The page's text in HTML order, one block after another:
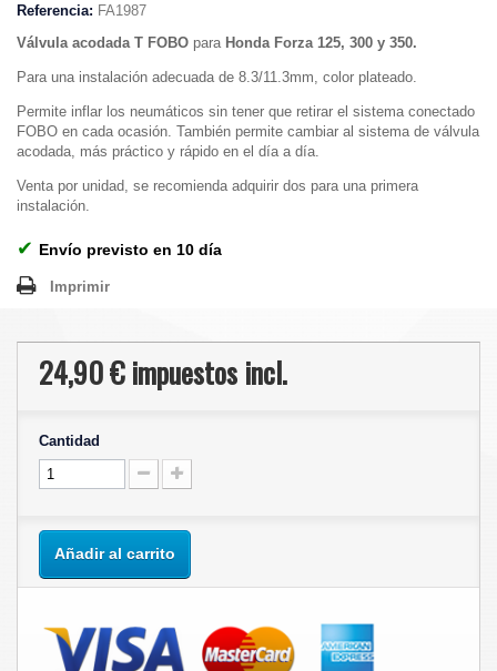
Referencia: FA1987
Válvula acodada T FOBO para Honda Forza 125, 300 y 350.
Para una instalación adecuada de 8.3/11.3mm, color plateado.
Permite inflar los neumáticos sin tener que retirar el sistema conectado
FOBO en cada ocasión. También permite cambiar al sistema de válvula
acodada, más práctico y rápido en el día a día.
Venta por unidad, se recomienda adquirir dos para una primera
instalación.
✔ Envío previsto en 10 día
Imprimir
24,90 €impuestos incl.
Cantidad
Añadir al carrito